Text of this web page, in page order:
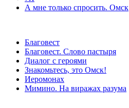
А мне только спросить. Омск
Благовест
Благовест. Слово пастыря
Диалог с героями
Знакомьтесь, это Омск!
Иеромонах
Мимино. На виражах разума